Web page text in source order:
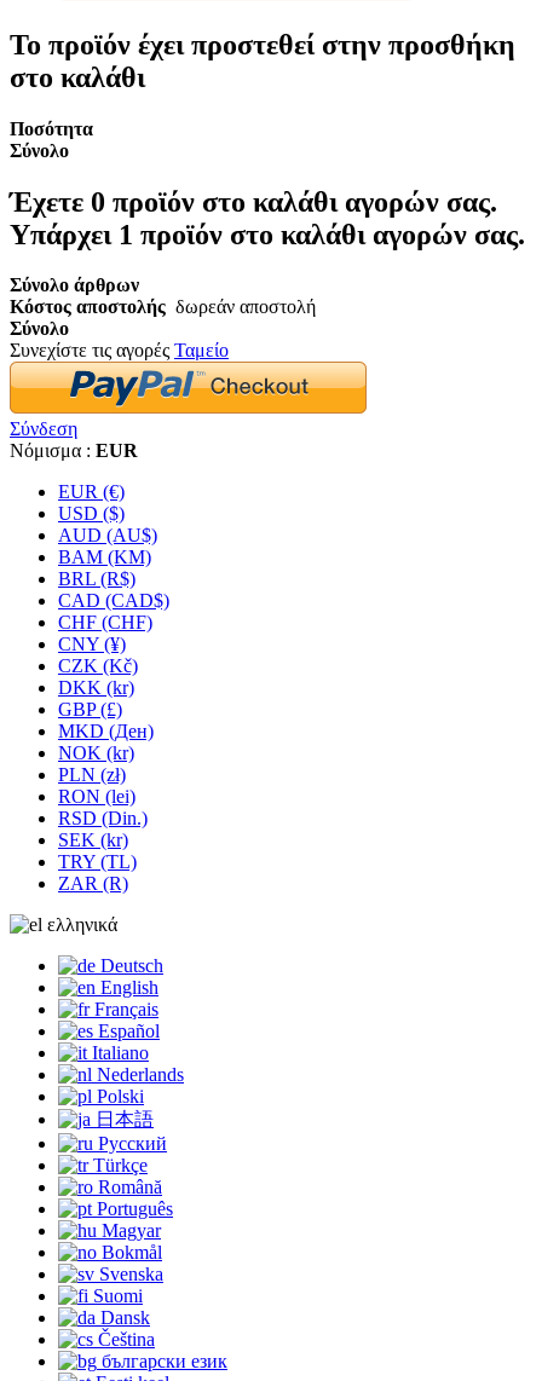
Το προϊόν έχει προστεθεί στην προσθήκη
στο καλάθι
Ποσότητα
Σύνολο
Έχετε 0 προϊόν στο καλάθι αγορών σας.
Υπάρχει 1 προϊόν στο καλάθι αγορών σας.
Σύνολο άρθρων
Κόστος αποστολής δωρεάν αποστολή
Σύνολο
Συνεχίστε τις αγορές Ταμείο
Σύνδεση
Νόμισμα : EUR
EUR (€)
USD ($)
AUD (AU$)
BAM (KM)
BRL (R$)
CAD (CAD$)
CHF (CHF)
CNY (¥)
CZK (Kč)
DKK (kr)
GBP (£)
MKD (Ден)
NOK (kr)
PLN (zł)
RON (lei)
RSD (Din.)
SEK (kr)
TRY (TL)
ZAR (R)
ελληνικά
Deutsch
English
Français
Español
Italiano
Nederlands
Polski
日本語
Русский
Türkçe
Română
Português
Magyar
Bokmål
Svenska
Suomi
Dansk
Čeština
български език